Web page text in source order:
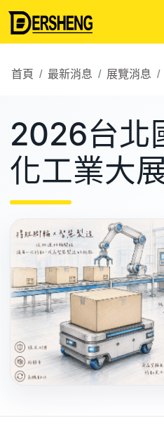
首頁 最新消息 展覽消息
2026台北
化工業大